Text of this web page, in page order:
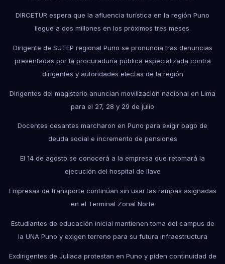
DIRCETUR espera que la afluencia turística en la región Puno
llegue a dos millones en los próximos tres meses.
Dirigente de SUTEP regional Puno se pronuncia tras denuncias
presentadas por la procuraduría pública especializada contra
dirigentes y autoridades electas de la región
Dirigentes del magisterio anuncian movilización nacional en Lima
para el 27, 28 y 29 de julio
Docentes cesantes marcharon en Puno para exigir pago de
deuda social e incremento de pensiones
El 14 de agosto se conocerá a la empresa que retomará la
ejecución del hospital de Ilave
Empresas de transporte continúan sin usar las rampas asignadas
en el Terminal Zonal Norte
Estudiantes de educación inicial mantienen toma del campus de
la UNA Puno y exigen terreno para su futura infraestructura
Exdirigentes de Juliaca protestan en Puno y piden continuidad de